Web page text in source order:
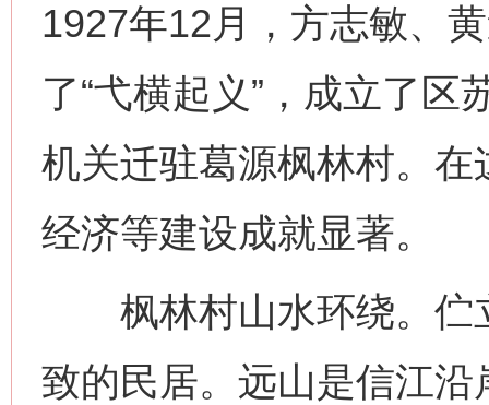
1927年12月，方志敏、
了“弋横起义”，成立了
机关迁驻葛源枫林村。
经济等建设成就显著。
枫林村山水环绕。伫
致的民居。远山是信江